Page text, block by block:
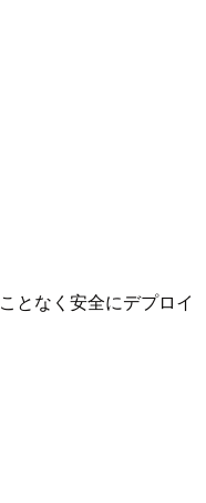
となく安全にデプロイ